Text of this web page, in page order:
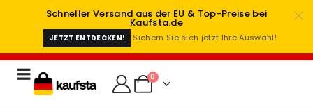
Schneller Versand aus der EU & Top-Preise bei
Kaufsta.de
JETZT ENTDECKEN! Sichern Sie sich jetzt Ihre Auswahl!
0